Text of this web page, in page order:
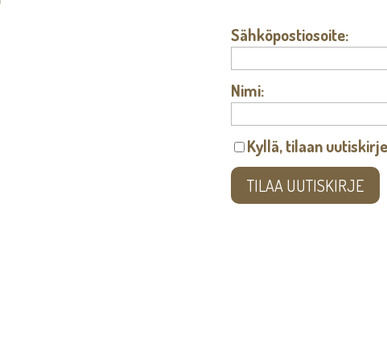
Sähköpostiosoite:
Nimi:
Kyllä, tilaan